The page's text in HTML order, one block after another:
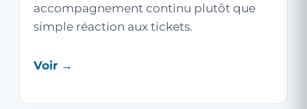
accompagnement continu plutôt que
simple réaction aux tickets.
Voir →